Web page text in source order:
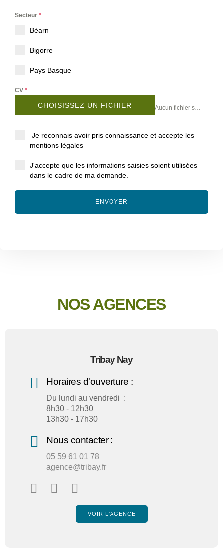
Secteur *
Béarn
Bigorre
Pays Basque
CV *
CHOISISSEZ UN FICHIER Aucun fichier sélectionné
Je reconnais avoir pris connaissance et accepte les
mentions légales
J'accepte que les informations saisies soient utilisées
dans le cadre de ma demande.
ENVOYER
NOS AGENCES
Tribay Nay
Horaires d'ouverture :
Du lundi au vendredi :
8h30 - 12h30
13h30 - 17h30
Nous contacter :
05 59 61 01 78
agence@tribay.fr
VOIR L'AGENCE